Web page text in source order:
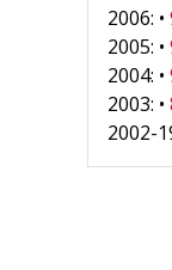
2006: •
2005: •
2004: •
2003: •
2002-